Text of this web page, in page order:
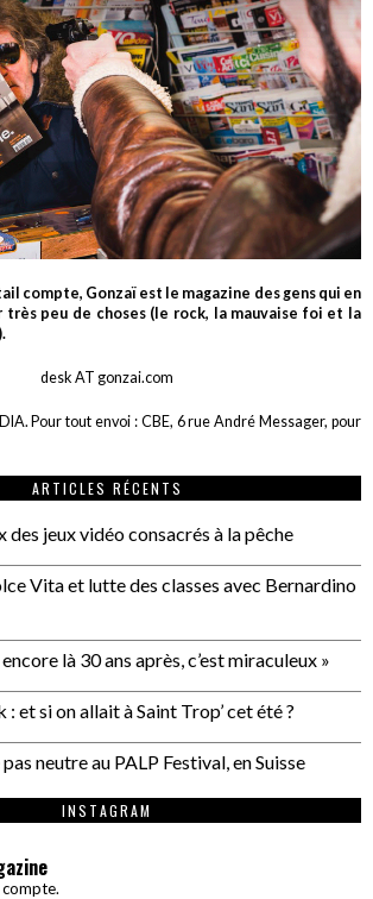
compte, Gonzaï est le magazine des gens qui en
très peu de choses (le rock, la mauvaise foi et la
desk AT gonzai.com
Pour tout envoi : CBE, 6 rue André Messager, pour
ARTICLES RÉCENTS
des jeux vidéo consacrés à la pêche
Vita et lutte des classes avec Bernardino
encore là 30 ans après, c’est miraculeux »
: et si on allait à Saint Trop’ cet été ?
neutre au PALP Festival, en Suisse
INSTAGRAM